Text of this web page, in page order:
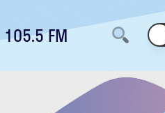
105.5 FM